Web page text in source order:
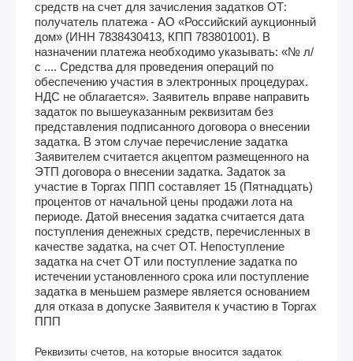
средств на счет для зачисления задатков ОТ:
получатель платежа - АО «Российский аукционный
дом» (ИНН 7838430413, КПП 783801001). В
назначении платежа необходимо указывать: «№ л/
с .... Средства для проведения операций по
обеспечению участия в электронных процедурах.
НДС не облагается». Заявитель вправе направить
задаток по вышеуказанным реквизитам без
представления подписанного договора о внесении
задатка. В этом случае перечисление задатка
Заявителем считается акцептом размещенного на
ЭТП договора о внесении задатка. Задаток за
участие в Торгах ППП составляет 15 (Пятнадцать)
процентов от начальной цены продажи лота на
периоде. Датой внесения задатка считается дата
поступления денежных средств, перечисленных в
качестве задатка, на счет ОТ. Непоступление
задатка на счет ОТ или поступление задатка по
истечении установленного срока или поступление
задатка в меньшем размере является основанием
для отказа в допуске Заявителя к участию в Торгах
ППП
Реквизиты счетов, на которые вносится задаток